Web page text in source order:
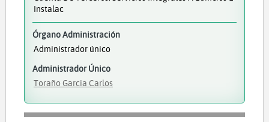
Instalac
Órgano Administración
Administrador único
Administrador Único
Toraño Garcia Carlos